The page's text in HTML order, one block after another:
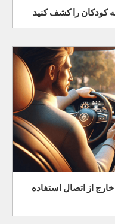
کودکان را کشف کنید
با این برنامه، یاد بگیرید چگونه از GPS خارج از اتصال استفاده